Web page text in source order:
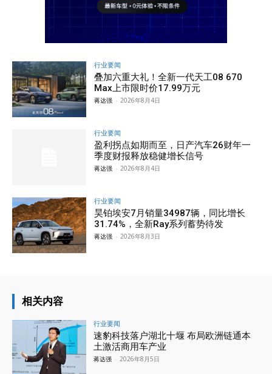
行业要闻
叠加六重大礼！全新一代天工08 670
Max上市限时价17.99万元
蒋达强 - 2026年8月4日
行业要闻
盈利拐点如期而至，日产汽车26财年一
季度财报释放稳健增长信号
蒋达强 - 2026年8月4日
行业要闻
昊铂埃安7月销量34987辆，同比增长
31.74%，全新Ray系列蓄势待发
蒋达强 - 2026年8月3日
相关内容
行业要闻
速豹科技落户湖北十堰 布局欧洲链通本
土激活商用车产业
蒋达强 - 2026年8月5日